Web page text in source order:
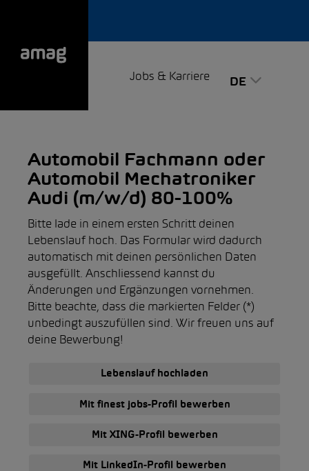
DE
Jobs & Karriere
Automobil Fachmann oder
Automobil Mechatroniker
Audi (m/w/d) 80-100%
Bitte lade in einem ersten Schritt deinen
Lebenslauf hoch. Das Formular wird dadurch
automatisch mit deinen persönlichen Daten
ausgefüllt. Anschliessend kannst du
Änderungen und Ergänzungen vornehmen.
Bitte beachte, dass die markierten Felder (*)
unbedingt auszufüllen sind. Wir freuen uns auf
deine Bewerbung!
Lebenslauf hochladen
Mit finest jobs-Profil bewerben
Mit XING-Profil bewerben
Mit LinkedIn-Profil bewerben